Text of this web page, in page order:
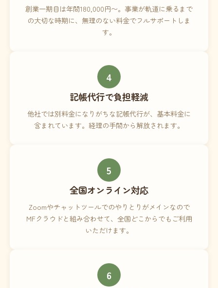
創業一期目は年間180,000円〜。事業が軌道に乗るまで
の大切な時期に、無理のない料金でフルサポートしま
す。
4
記帳代行で負担軽減
他社では別料金になりがちな記帳代行が、基本料金に
含まれています。経理の手間から解放されます。
5
全国オンライン対応
Zoomやチャットツールでのやりとりがメインなので
MFクラウドと組み合わせて、全国どこからでもご利用
いただけます。
6